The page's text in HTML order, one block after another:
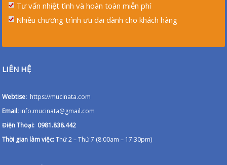
Tư vấn nhiệt tình và hoàn toàn miễn phí
Nhiều chương trình ưu dãi dành cho khách hàng
LIÊN HỆ
Webtise: https://mucinata.com
Email: info.mucinata@gmail.com
Điện Thoại: 0981.838.442
Thời gian làm việc:Thứ 2 – Thứ 7 (8:00am – 17:30pm)